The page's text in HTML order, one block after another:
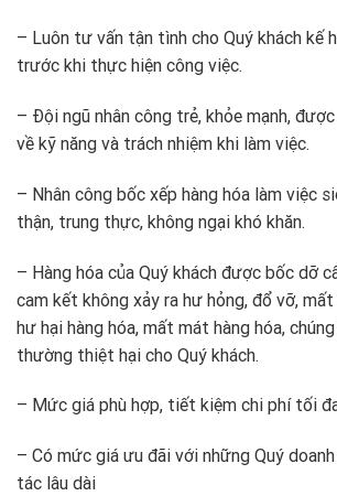
– Luôn tư vấn tận tình cho Quý khách kế
trước khi thực hiện công việc.
– Đội ngũ nhân công trẻ, khỏe mạnh,
về kỹ năng và trách nhiệm khi làm việc.
– Nhân công bốc xếp hàng hóa làm việc
thận, trung thực, không ngại khó khăn.
– Hàng hóa của Quý khách được bốc dỡ
cam kết không xảy ra hư hỏng, đổ vỡ,
hư hại hàng hóa, mất mát hàng hóa,
thường thiệt hại cho Quý khách.
– Mức giá phù hợp, tiết kiệm chi phí tối
– Có mức giá ưu đãi với những Quý
tác lâu dài